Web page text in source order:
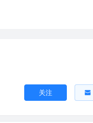
关注